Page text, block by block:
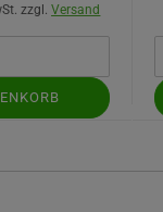
zzgl.Versand